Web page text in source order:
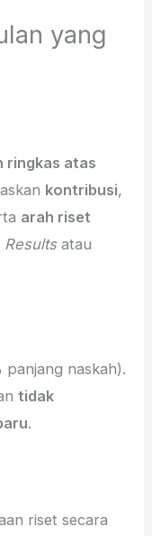
yang
ringkas atas
kontribusi,
arah riset
Resultsatau
panjang naskah).
tidak
.
riset secara